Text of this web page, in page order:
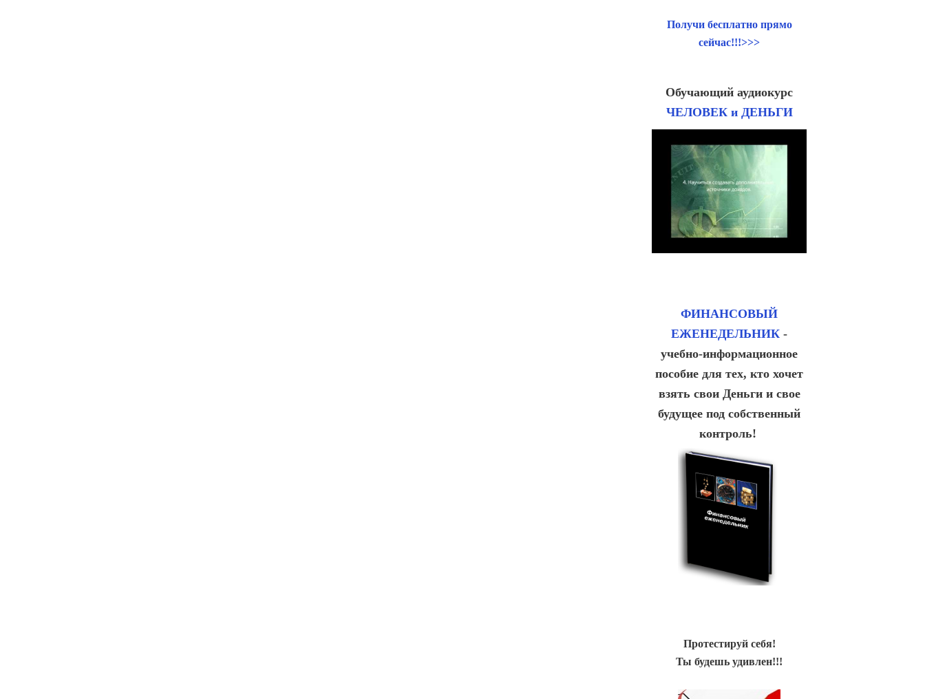
Получи бесплатно прямо
сейчас!!!>>>
Обучающий аудиокурс
ЧЕЛОВЕК и ДЕНЬГИ
ФИНАНСОВЫЙ
ЕЖЕНЕДЕЛЬНИК -
учебно-информационное
пособие для тех, кто хочет
взять свои Деньги и свое
будущее под собственный
контроль!
Протестируй себя!
Ты будешь удивлен!!!